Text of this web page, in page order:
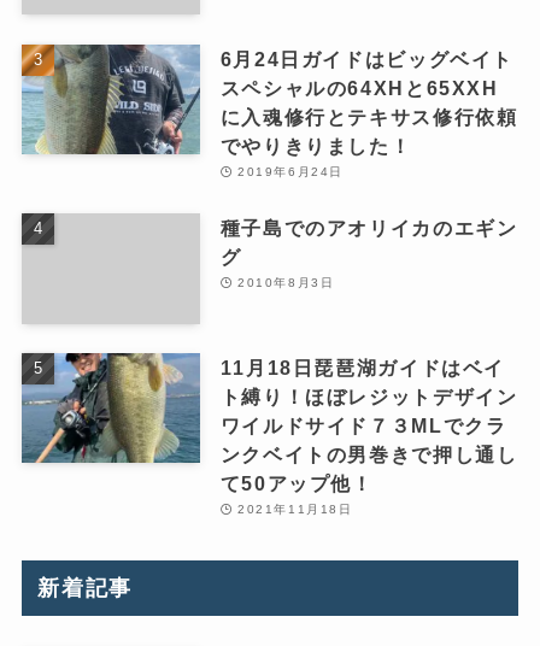
6月24日ガイドはビッグベイト
スペシャルの64XHと65XXH
に入魂修行とテキサス修行依頼
でやりきりました！
2019年6月24日
種子島でのアオリイカのエギン
グ
2010年8月3日
11月18日琵琶湖ガイドはベイ
ト縛り！ほぼレジットデザイン
ワイルドサイド７３MLでクラ
ンクベイトの男巻きで押し通し
て50アップ他！
2021年11月18日
新着記事